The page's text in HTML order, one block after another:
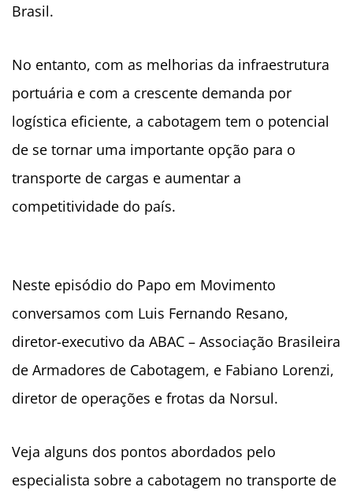
Brasil.
No entanto, com as melhorias da infraestrutura
portuária e com a crescente demanda por
logística eficiente, a cabotagem tem o potencial
de se tornar uma importante opção para o
transporte de cargas e aumentar a
competitividade do país.
Neste episódio do Papo em Movimento
conversamos com Luis Fernando Resano,
diretor-executivo da ABAC – Associação Brasileira
de Armadores de Cabotagem, e Fabiano Lorenzi,
diretor de operações e frotas da Norsul.
Veja alguns dos pontos abordados pelo
especialista sobre a cabotagem no transporte de